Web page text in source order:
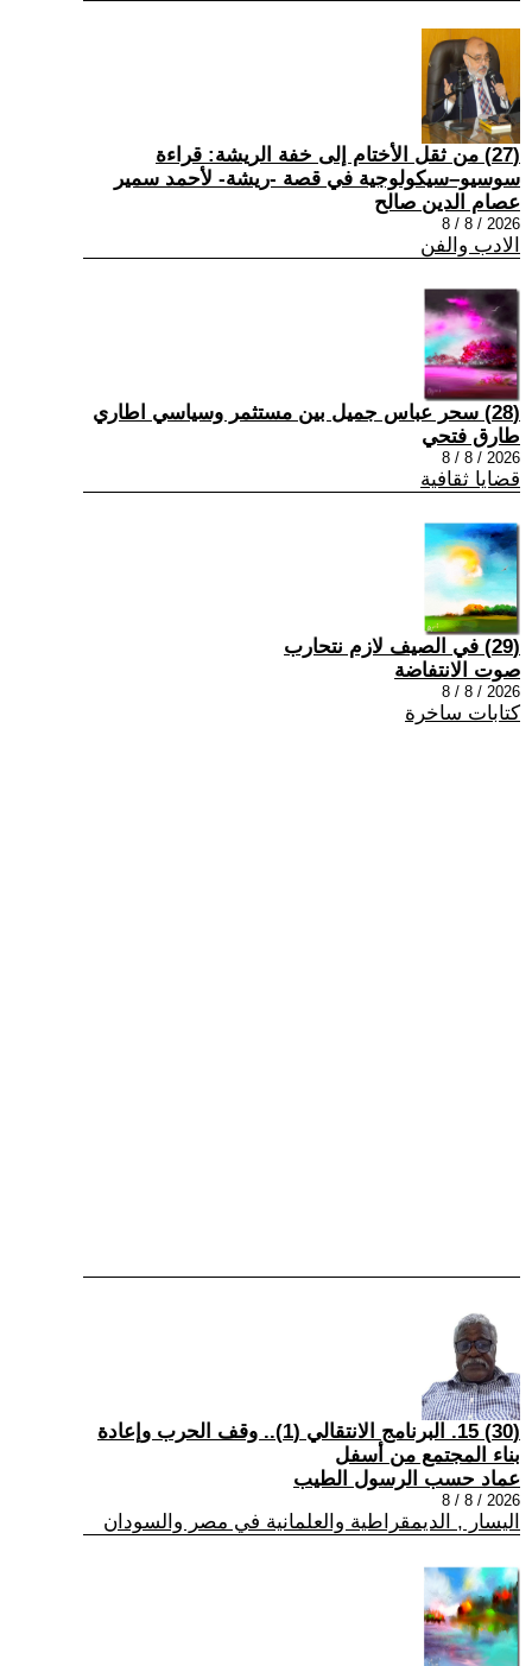
(27) من ثقل الأختام إلى خفة الريشة: قراءة
سوسيو–سيكولوجية في قصة -ريشة- لأحمد سمير
عصام الدين صالح
2026 / 8 / 8
الادب والفن
(28) سحر عباس جميل بين مستثمر وسياسي اطاري
طارق فتحي
2026 / 8 / 8
قضايا ثقافية
(29) في الصيف لازم نتحارب
صوت الانتفاضة
2026 / 8 / 8
كتابات ساخرة
(30) 15. البرنامج الانتقالي (1).. وقف الحرب وإعادة
بناء المجتمع من أسفل
عماد حسب الرسول الطيب
2026 / 8 / 8
اليسار , الديمقراطية والعلمانية في مصر والسودان